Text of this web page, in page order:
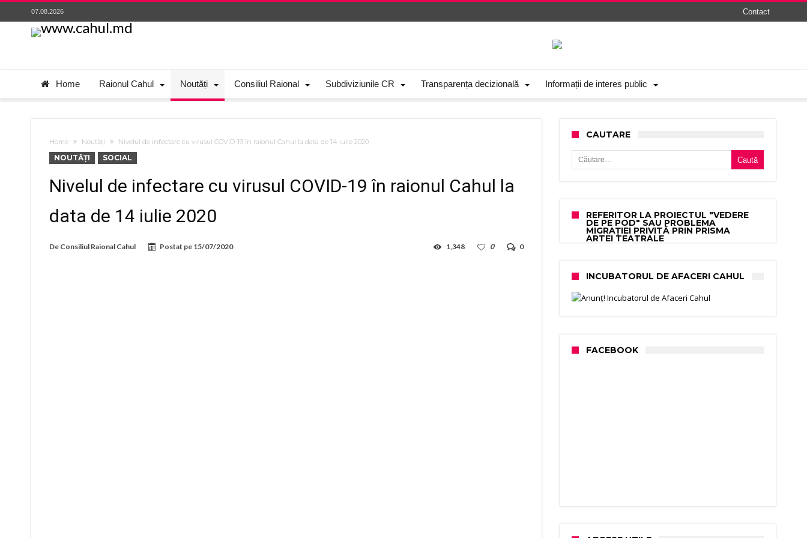
07.08.2026 Contact
Home Raionul Cahul Noutăți Consiliul Raional Subdiviziunile CR Transparența decizională Informații de interes public
Home Noutăți Nivelul de infectare cu virusul COVID-19 în raionul Cahul la data de 14 iulie 2020
NOUTĂȚI SOCIAL
Nivelul de infectare cu virusul COVID-19 în raionul Cahul la
data de 14 iulie 2020
De Consiliul Raional Cahul Postat pe 15/07/2020 0
0
1,348
CAUTARE
Caută după:
REFERITOR LA PROIECTUL "VEDERE
DE PE POD" SAU PROBLEMA
MIGRAȚIEI PRIVITĂ PRIN PRISMA
ARTEI TEATRALE
INCUBATORUL DE AFACERI CAHUL
FACEBOOK